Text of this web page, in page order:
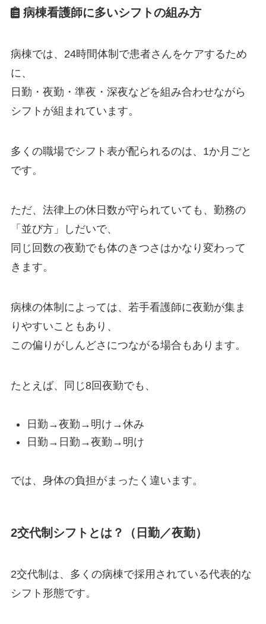
病棟看護師に多いシフトの組み方
病棟では、24時間体制で患者さんをケアするため
に、
日勤・夜勤・準夜・深夜などを組み合わせながら
シフトが組まれています。
多くの職場でシフト表が配られるのは、1か月ごと
です。
ただ、法律上の休日数が守られていても、勤務の
「並び方」しだいで、
同じ回数の夜勤でも体のきつさはかなり変わって
きます。
病棟の体制によっては、若手看護師に夜勤が集ま
りやすいこともあり、
この偏りがしんどさにつながる場合もあります。
たとえば、同じ8回夜勤でも、
日勤→夜勤→明け→休み
日勤→日勤→夜勤→明け
では、身体の負担がまったく違います。
2交代制シフトとは？（日勤／夜勤）
2交代制は、多くの病棟で採用されている代表的な
シフト形態です。